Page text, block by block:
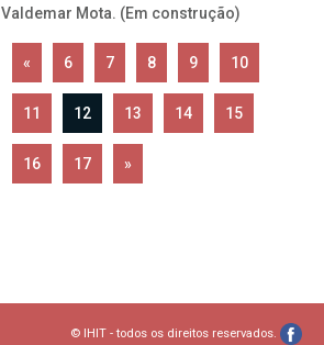
Valdemar Mota. (Em construção)
« 6 7 8 9 10
11 12 13 14 15
16 17 »
© IHIT - todos os direitos reservados.